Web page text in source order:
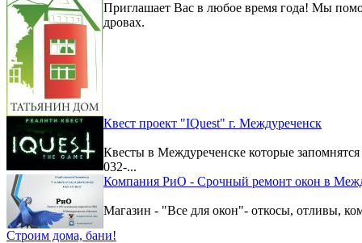
Приглашает Вас в любое время года! Мы
дровах.
Квест проект "IQuest" г. Междуреченск
Квесты в Междуреченске которые
032-...
Компания РиО - Срочный ремонт окон в
Магазин - "Все для окон"- откосы, отливы,
Строим дома, бани!